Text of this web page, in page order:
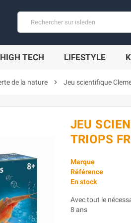
HIGH TECH LIFESTYLE
de la nature chevron_right Jeu scientifique
JEU
TRIOPS FR
Marque
Référence
En stock
Avec tout le
8 ans